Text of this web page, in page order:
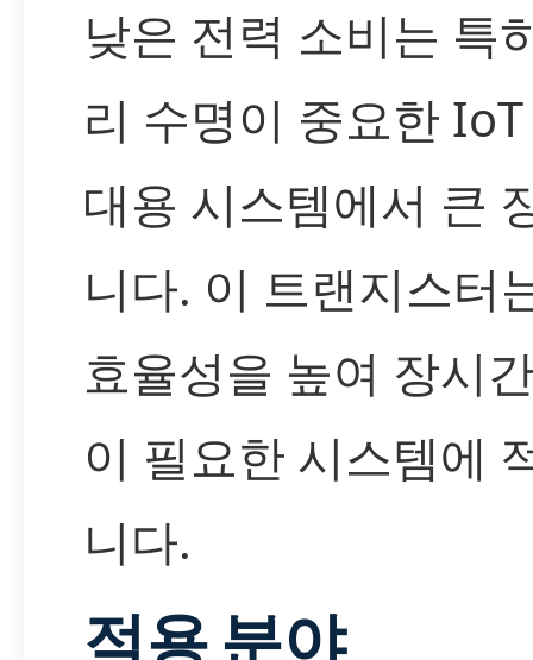
낮은 전력 소비는 특
리 수명이 중요한
대용 시스템에서 큰
니다. 이 트랜지스터
효율성을 높여 장시
이 필요한 시스템에
니다.
적용 분야